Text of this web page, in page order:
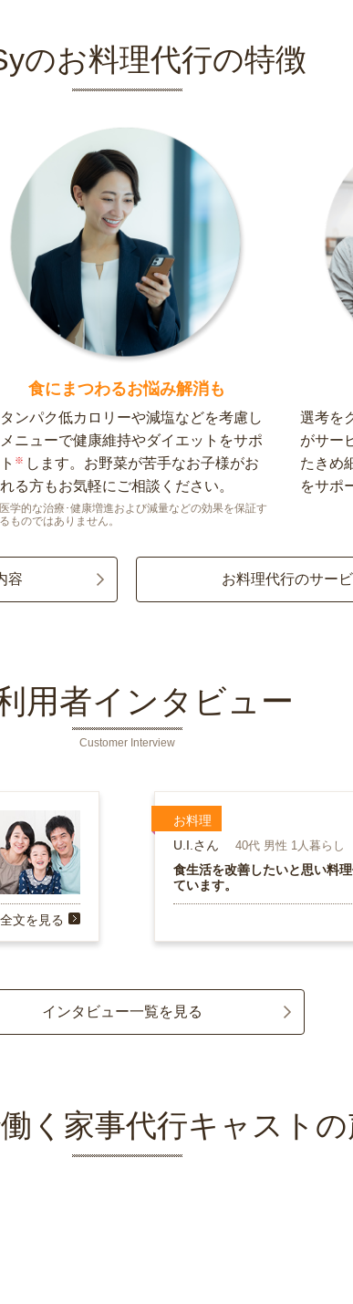
のお料理代行の特徴
食にまつわるお悩み解消も
ンパク低カロリーや減塩などを考慮し
ニューで健康維持やダイエットをサポ
※ します。お野菜が苦手なお子様がお
る方もお気軽にご相談ください。
医学的な治療･健康増進および減量などの効果を保証す
るものではありません。
選考を
がサー
たきめ
をサポ
容 お料理代行のサー
用者インタビュー
Customer Interview
文を見る
お料理
U.I.さん
40代 男性 1人暮らし
食生活を改善したいと思い料
ています。
インタビュー一覧を見る
く家事代行キャスト